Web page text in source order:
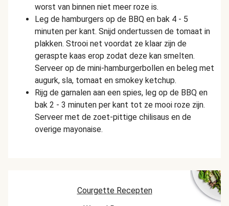
worst van binnen niet meer roze is.
Leg de hamburgers op de BBQ en bak 4 - 5
minuten per kant. Snijd ondertussen de tomaat in
plakken. Strooi net voordat ze klaar zijn de
geraspte kaas erop zodat deze kan smelten.
Serveer op de mini-hamburgerbollen en beleg met
augurk, sla, tomaat en smokey ketchup.
Rijg de garnalen aan een spies, leg op de BBQ en
bak 2 - 3 minuten per kant tot ze mooi roze zijn.
Serveer met de zoet-pittige chilisaus en de
overige mayonaise.
Courgette Recepten